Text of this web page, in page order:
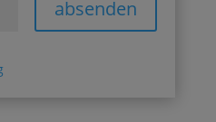
absenden